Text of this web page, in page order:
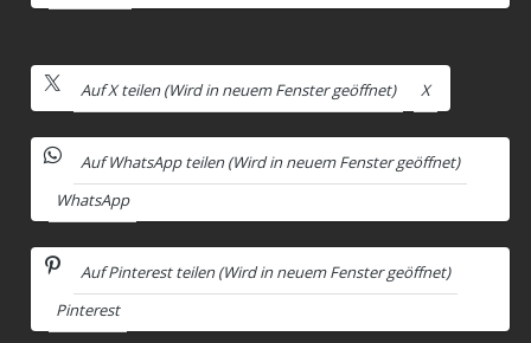
Auf X teilen (Wird in neuem Fenster geöffnet) X
Auf WhatsApp teilen (Wird in neuem Fenster geöffnet)
WhatsApp
Auf Pinterest teilen (Wird in neuem Fenster geöffnet)
Pinterest